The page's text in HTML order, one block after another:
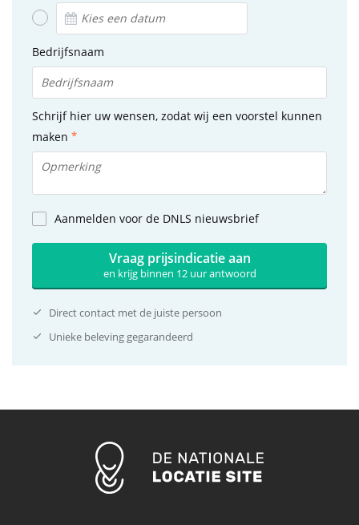
Bedrijfsnaam
Schrijf hier uw wensen, zodat wij een voorstel kunnen
maken
Aanmelden voor de DNLS nieuwsbrief
Vraag prijsindicatie aan
en krijg binnen 12 uur antwoord
Direct contact met de juiste persoon
Unieke beleving gegarandeerd